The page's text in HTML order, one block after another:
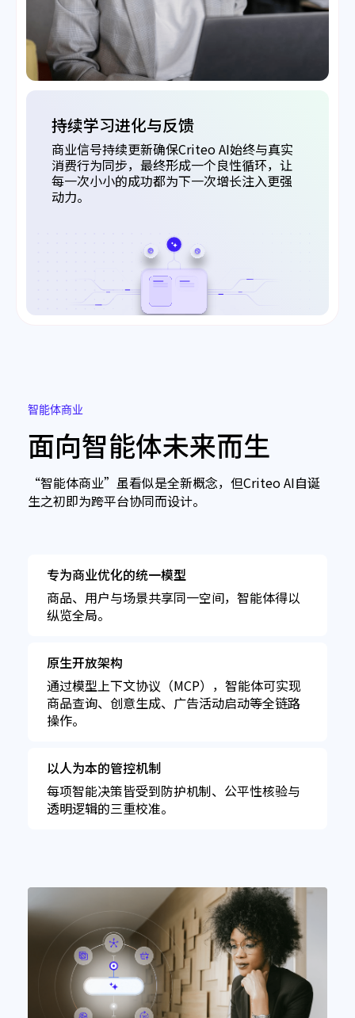
持续学习进化与反馈
商业信号持续更新确保Criteo AI始终与真实
消费行为同步，最终形成一个良性循环，让
每一次小小的成功都为下一次增长注入更强
动力。
智能体商业
面向智能体未来而生
“智能体商业”虽看似是全新概念，但Criteo AI自诞
生之初即为跨平台协同而设计。
专为商业优化的统一模型
商品、用户与场景共享同一空间，智能体得以
纵览全局。
原生开放架构
通过模型上下文协议（MCP），智能体可实现
商品查询、创意生成、广告活动启动等全链路
操作。
以人为本的管控机制
每项智能决策皆受到防护机制、公平性核验与
透明逻辑的三重校准。